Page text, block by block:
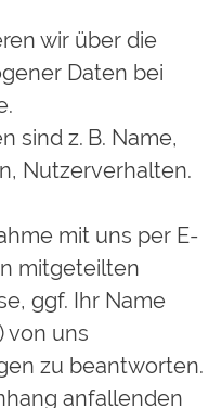
wir über die
Daten bei
sind z. B. Name,
Nutzerverhalten.
mit uns per E-
mitgeteilten
ggf. Ihr Name
von uns
zu beantworten.
anfallenden